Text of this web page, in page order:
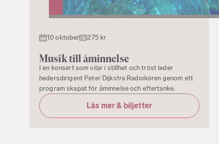
10 oktober 275 kr
Musik till åminnelse
I en konsert som vilar i stillhet och tröst leder
hedersdirigent Peter Dijkstra Radiokören genom ett
program skapat för åminnelse och eftertanke.
Läs mer & biljetter